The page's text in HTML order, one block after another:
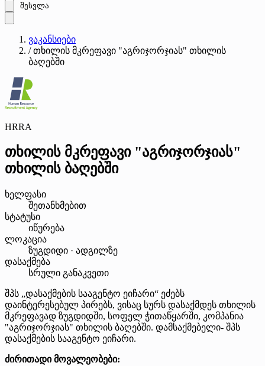
შესვლა
ვაკანსიები
/ თხილის მკრეფავი "აგრიჯორჯიას" თხილის
ბაღებში
HRRA
თხილის მკრეფავი "აგრიჯორჯიას"
თხილის ბაღებში
ხელფასი
შეთანხმებით
სტატუსი
იწურება
ლოკაცია
ზუგდიდი · ადგილზე
დასაქმება
სრული განაკვეთი
შპს „დასაქმების სააგენტო ეიჩარი“ ეძებს
დაინტერესებულ პირებს, ვისაც სურს დასაქმდეს თხილის
მკრეფავად ზუგდიდში, სოფელ ჭითაწყარში, კომპანია
"აგრიჯორჯიას" თხილის ბაღებში. დამსაქმებელი- შპს
დასაქმების სააგენტო ეიჩარი.
ძირითადი მოვალეობები: